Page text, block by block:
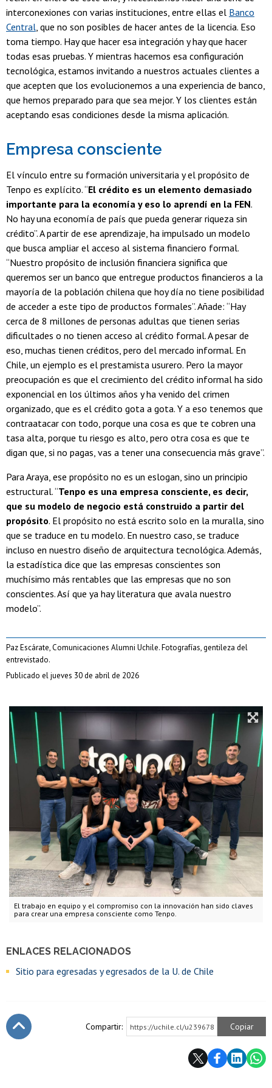
El trabajo en equipo y el compromiso con la innovación han sido claves
para crear una empresa consciente como Tenpo.
ENLACES RELACIONADOS
Sitio para egresadas y egresados de la U. de Chile
interconexiones con varias instituciones, entre ellas el Banco
Central , que no son posibles de hacer antes de la licencia. Eso
toma tiempo. Hay que hacer esa integración y hay que hacer
todas esas pruebas. Y mientras hacemos esa configuración
tecnológica, estamos invitando a nuestros actuales clientes a
que acepten que los evolucionemos a una experiencia de banco,
que hemos preparado para que sea mejor. Y los clientes están
aceptando esas condiciones desde la misma aplicación.
Empresa consciente
El vínculo entre su formación universitaria y el propósito de
Tenpo es explícito. “El crédito es un elemento demasiado
importante para la economía y eso lo aprendí en la FEN.
No hay una economía de país que pueda generar riqueza sin
crédito”. A partir de ese aprendizaje, ha impulsado un modelo
que busca ampliar el acceso al sistema financiero formal.
“Nuestro propósito de inclusión financiera significa que
queremos ser un banco que entregue productos financieros a la
mayoría de la población chilena que hoy día no tiene posibilidad
de acceder a este tipo de productos formales”. Añade: “Hay
cerca de 8 millones de personas adultas que tienen serias
dificultades o no tienen acceso al crédito formal. A pesar de
eso, muchas tienen créditos, pero del mercado informal. En
Chile, un ejemplo es el prestamista usurero. Pero la mayor
preocupación es que el crecimiento del crédito informal ha sido
exponencial en los últimos años y ha venido del crimen
organizado, que es el crédito gota a gota. Y a eso tenemos que
contraatacar con todo, porque una cosa es que te cobren una
tasa alta, porque tu riesgo es alto, pero otra cosa es que te
digan que, si no pagas, vas a tener una consecuencia más grave”.
Para Araya, ese propósito no es un eslogan, sino un principio
estructural. “Tenpo es una empresa consciente, es decir,
que su modelo de negocio está construido a partir del
propósito. El propósito no está escrito solo en la muralla, sino
que se traduce en tu modelo. En nuestro caso, se traduce
incluso en nuestro diseño de arquitectura tecnológica. Además,
la estadística dice que las empresas conscientes son
muchísimo más rentables que las empresas que no son
conscientes. Así que ya hay literatura que avala nuestro
modelo”.
Paz Escárate, Comunicaciones Alumni Uchile. Fotografías, gentileza del
entrevistado.
Publicado el jueves 30 de abril de 2026
Compartir: https://uchile.cl/u239678 Copiar